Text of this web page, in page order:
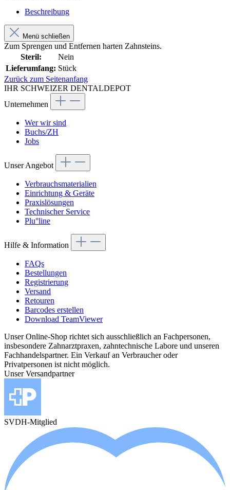
Beschreibung
Menü schließen
Zum Sprengen und Entfernen harten Zahnsteins.
Steril:
Nein
Lieferumfang: Stück
Zurück zum Seitenanfang
IHR SCHWEIZER DENTALDEPOT
Unternehmen
Wer wir sind
Buchs/ZH
Jobs
Unser Angebot
Verbrauchsmaterialien
Einrichtung & Geräte
Praxislösungen
Technischer Service
Plu°line
Hilfe & Information
FAQs
Bestellungen
Registrierung
Versand
Retouren
Barcodes erstellen
Download TeamViewer
Unser Online-Shop richtet sich ausschließlich an Fachpersonen,
insbesondere Zahnarztpraxen, zahntechnische Labore und unseren
Fachhandelspartner. Ein Verkauf an Verbraucher oder
Privatpersonen ist nicht möglich.
Unser Versandpartner
SVDH-Mitglied